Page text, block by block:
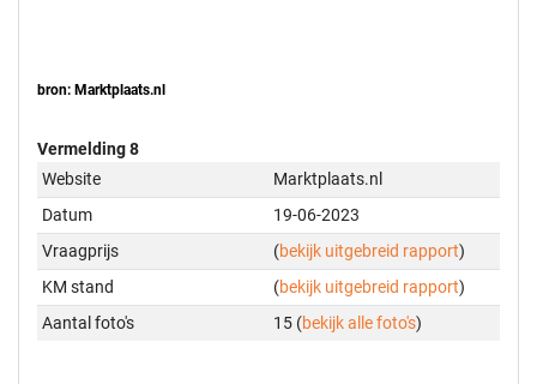
bron: Marktplaats.nl
Vermelding 8
Website
Marktplaats.nl
Datum
19-06-2023
Vraagprijs
(bekijk uitgebreid rapport)
KM stand
(bekijk uitgebreid rapport)
Aantal foto's
15 (bekijk alle foto's)